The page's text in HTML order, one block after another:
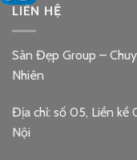
LIÊN HỆ
Sàn Đẹp Group –
Nhiên
Địa chỉ: số 05, Liền kề
Nội